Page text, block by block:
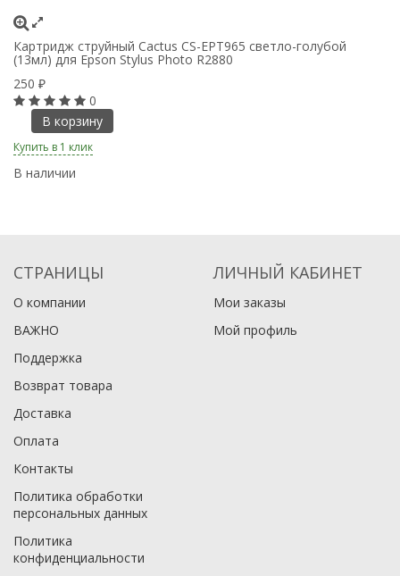
Картридж струйный Cactus CS-EPT965 светло-голубой
(13мл) для Epson Stylus Photo R2880
250 ₽
0
В корзину
Купить в 1 клик
В наличии
СТРАНИЦЫ
О компании
ВАЖНО
Поддержка
Возврат товара
Доставка
Оплата
Контакты
Политика обработки
персональных данных
Политика
конфиденциальности
ЛИЧНЫЙ КАБИНЕТ
Мои заказы
Мой профиль